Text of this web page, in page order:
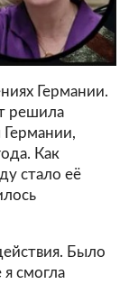
Германии.
решила
Как
стало её
Было
смогла